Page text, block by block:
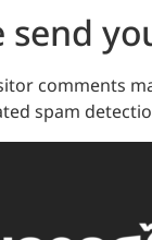
send
comments
spam